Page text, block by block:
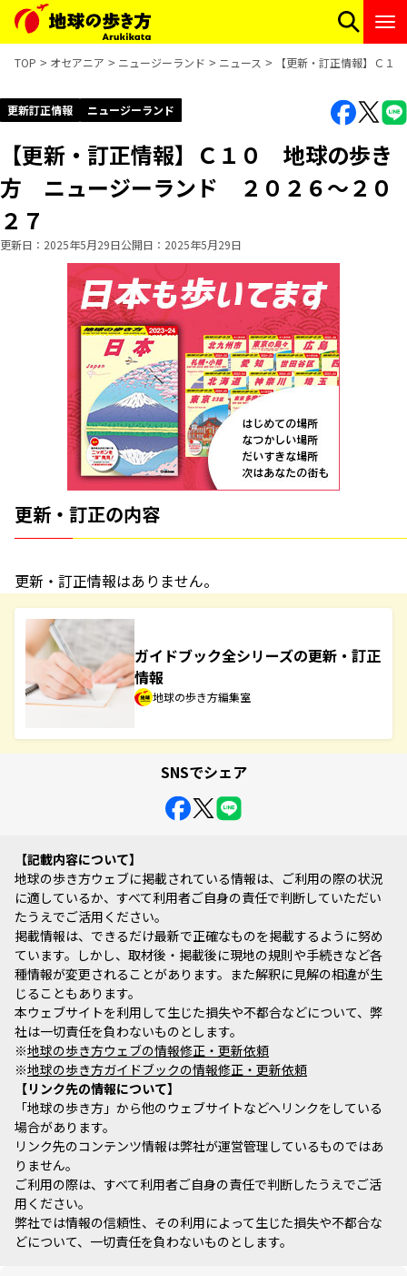
TOP オセアニア ニュージーランド ニュース 【更新・訂正情報】Ｃ
更新訂正情報 ニュージーランド
【更新・訂正情報】Ｃ１０ 地球の歩き
方 ニュージーランド ２０２６～２０
２７
更新日 2025年5月29日公開日 2025年5月29日
更新・訂正の内容
更新・訂正情報はありません。
ガイドブック全シリーズの更新・訂正
情報
地球の歩き方編集室
SNSでシェア
記載内容について
地球の歩き方ウェブに掲載されている情報は、ご利用の際の状況
に適しているか、すべて利用者ご自身の責任で判断していただい
たうえでご活用ください。
掲載情報は、できるだけ最新で正確なものを掲載するように努め
ています。しかし、取材後・掲載後に現地の規則や手続きなど各
種情報が変更されることがあります。また解釈に見解の相違が生
じることもあります。
本ウェブサイトを利用して生じた損失や不都合などについて、弊
社は一切責任を負わないものとします。
※地球の歩き方ウェブの情報修正・更新依頼
※地球の歩き方ガイドブックの情報修正・更新依頼
リンク先の情報について
「地球の歩き方」から他のウェブサイトなどへリンクをしている
場合があります。
リンク先のコンテンツ情報は弊社が運営管理しているものではあ
りません。
ご利用の際は、すべて利用者ご自身の責任で判断したうえでご活
用ください。
弊社では情報の信頼性、その利用によって生じた損失や不都合な
どについて、一切責任を負わないものとします。